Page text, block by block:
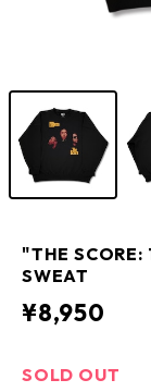
"THE SCORE:
SWEAT
¥8,950
SOLD OUT